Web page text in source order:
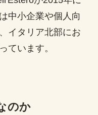
中小企業や個人向
イタリア北部にお
ています。
のか